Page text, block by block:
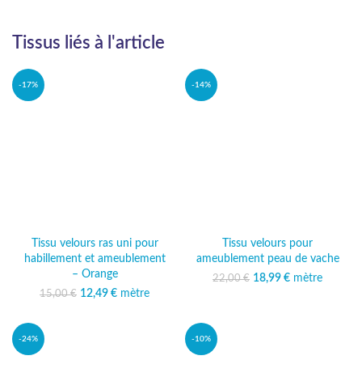
Tissus liés à l'article
-17%
Tissu velours ras uni pour
habillement et ameublement
– Orange
15,00€ Le prix initial était :
12,49 €
Le prix
mètre
-14%
Tissu velours pour
ameublement peau de vache
22,00€ Le prix initial était :
18,99 €
Le prix
mètre
-24% -10%